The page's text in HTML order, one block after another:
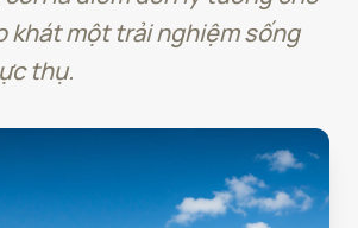
khát một trải nghiệm sống
thụ.